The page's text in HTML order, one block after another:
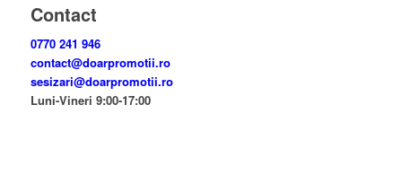
Contact
0770 241 946
contact@doarpromotii.ro
sesizari@doarpromotii.ro
Luni-Vineri 9:00-17:00